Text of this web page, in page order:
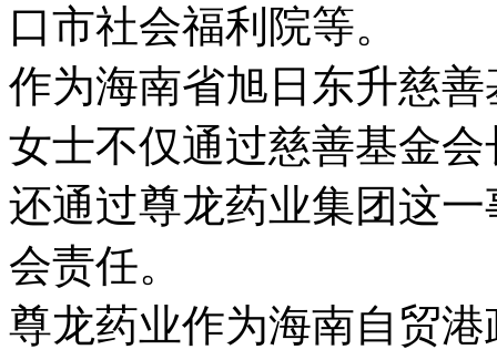
口市社会福利院等。
作为海南省旭日东升慈
女士不仅通过慈善基金
还通过尊龙药业集团这
会责任。
尊龙药业作为海南自贸